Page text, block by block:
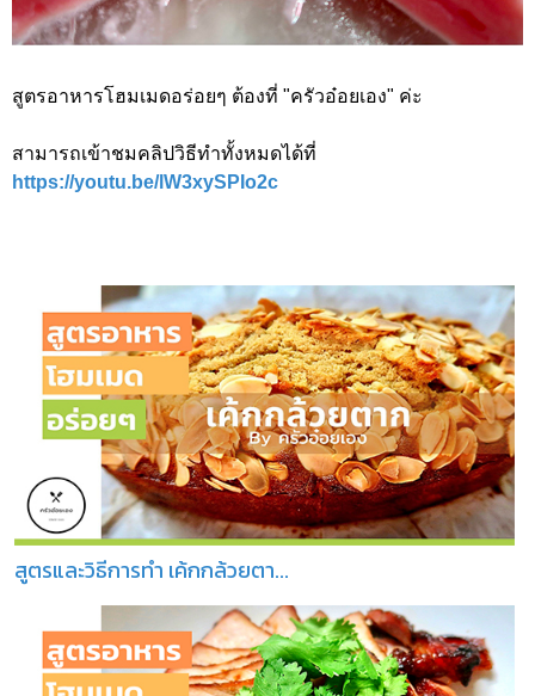
สูตรอาหารโฮมเมดอร่อยๆ ต้องที่ "ครัวอ๋อยเอง" ค่ะ
สามารถเข้าชมคลิปวิธีทำทั้งหมดได้ที่
https://youtu.be/lW3xySPIo2c
สูตรและวิธีการทำ เค้กกล้วยตา...